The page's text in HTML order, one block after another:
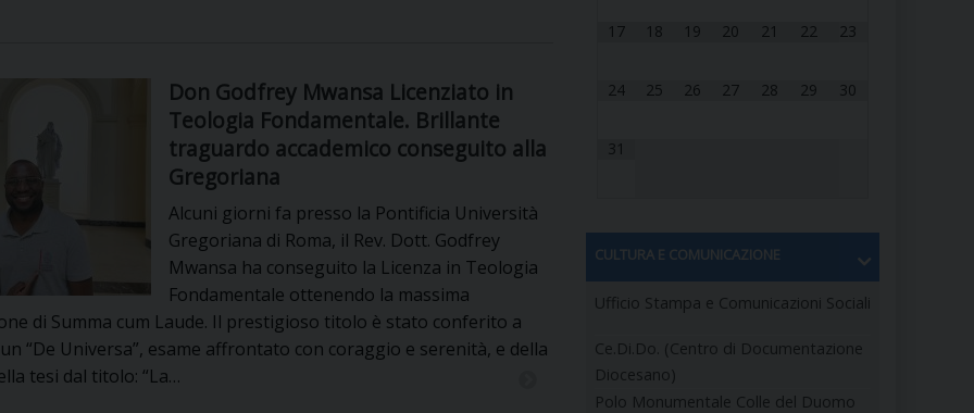
UFFICIO SERVIZIO DIOCESANO PER LA FORMAZIONE ALL’IMPEGNO SOCIALE E POLITICO
UFFICIO PER LA PASTORALE DELLA LEGALITÀ, ANTIUSURA E PRESTITO SOCIALE
UFFICIO DI PASTORALE SOCIALE, LAVORO E CUSTODIA DEL CREATO
INDICAZIONI E DOCUMENTI UFFICIO PASTORALE SOCIALE – POLICORO
Don Godfrey Mwansa Licenziato in
Teologia Fondamentale. Brillante
traguardo accademico conseguito alla
Gregoriana
Alcuni giorni fa presso la Pontificia Università
Gregoriana di Roma, il Rev. Dott. Godfrey
Mwansa ha conseguito la Licenza in Teologia
Fondamentale ottenendo la massima
di Summa cum Laude. Il prestigioso titolo è stato conferito a
“De Universa”, esame affrontato con coraggio e serenità, e della
tesi dal titolo: “La…
17 18 19 20 21 22 23
24 25 26 27 28 29 30
31
CULTURA E COMUNICAZIONE
Ufficio Stampa e Comunicazioni Sociali
Ce.Di.Do. (Centro di Documentazione
Diocesano)
Polo Monumentale Colle del Duomo